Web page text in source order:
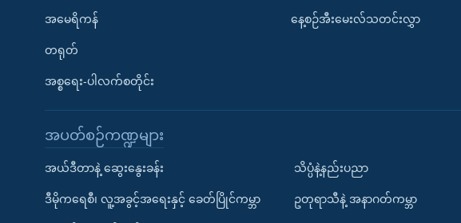
အမေရိကန်
တရုတ်
အစ္စရေး-ပါလက်စတိုင်း
နေ့စဉ်အီးမေးလ်သတင်းလွှာ
အပတ်စဉ်ကဏ္ဍများ
အယ်ဒီတာနဲ့ ဆွေးနွေးခန်း
ဒီမိုကရေစီ၊ လူ့အခွင့်အရေးနှင့် ခေတ်ပြိုင်ကမ္ဘာ
သိပ္ပံနဲ့နည်းပညာ
ဥတုရာသီနဲ့ အနာဂတ်ကမ္ဘာ